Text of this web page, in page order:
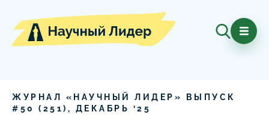
ЖУРНАЛ «НАУЧНЫЙ ЛИДЕР» ВЫПУСК
# 50 ( 251), ДЕКАБРЬ ‘25